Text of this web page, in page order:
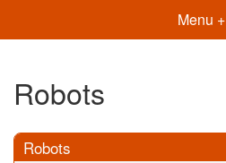
Menu +
Robots
Robots